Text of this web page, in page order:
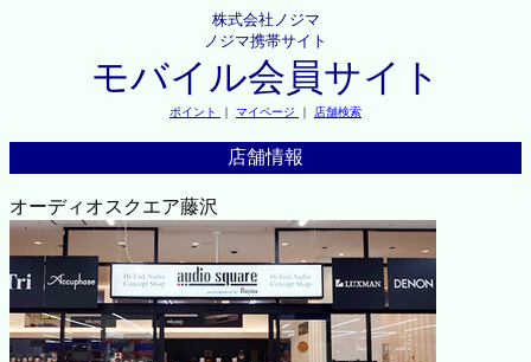
株式会社ノジマ
ノジマ携帯サイト
モバイル会員サイト
ポイント ｜ マイページ ｜ 店舗検索
店舗情報
オーディオスクエア藤沢